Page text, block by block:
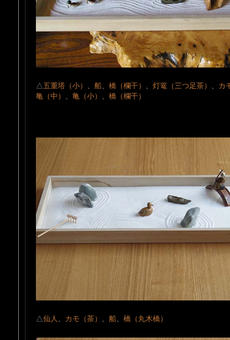
△五重塔（小） 、 船、 橋（欄干） 、 灯篭（三つ足茶） 、 カ
亀（中） 、 亀（小） 、 橋（欄干）
△仙人 、 カモ（茶） 、 船、 橋（丸木橋）